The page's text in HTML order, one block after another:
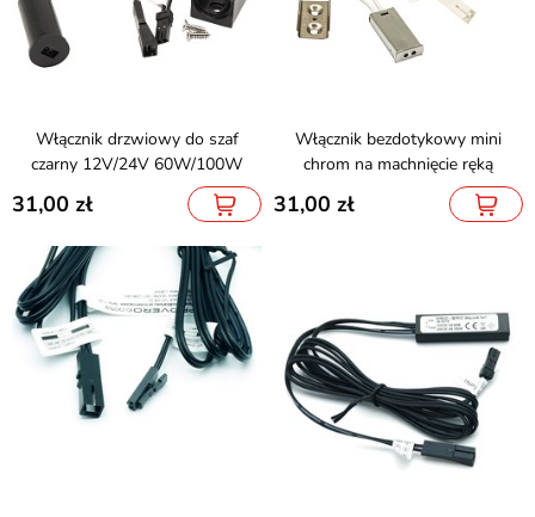
Włącznik drzwiowy do szaf
czarny 12V/24V 60W/100W
31,00
Włącznik bezdotykowy mini
chrom na machnięcie ręką
31,00